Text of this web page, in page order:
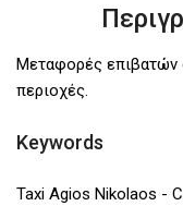
Μεταφορές επιβατών
περιοχές.
Keywords
Taxi Agios Nikolaos -